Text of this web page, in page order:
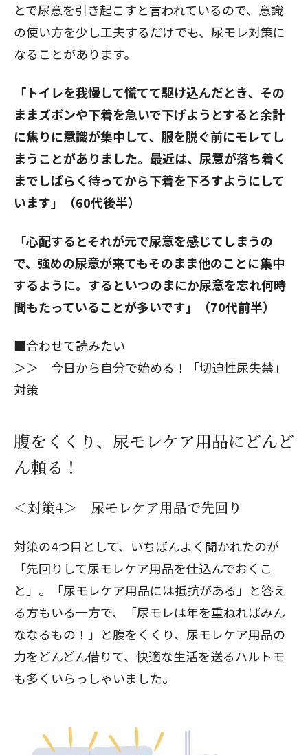
とで尿意を引き起こすと言われているので、意識
の使い方を少し工夫するだけでも、尿モレ対策に
なることがあります。
「トイレを我慢して慌てて駆け込んだとき、その
ままズボンや下着を急いで下げようとすると余計
に焦りに意識が集中して、服を脱ぐ前にモレてし
まうことがありました。最近は、尿意が落ち着く
までしばらく待ってから下着を下ろすようにして
います」（60代後半）
「心配するとそれが元で尿意を感じてしまうの
で、強めの尿意が来てもそのまま他のことに集中
するように。するといつのまにか尿意を忘れ何時
間もたっていることが多いです」（70代前半）
■合わせて読みたい
＞＞ 今日から自分で始める！「切迫性尿失禁」
対策
腹をくくり、尿モレケア用品にどんど
ん頼る！
＜対策4＞ 尿モレケア用品で先回り
対策の4つ目として、いちばんよく聞かれたのが
「先回りして尿モレケア用品を仕込んでおくこ
と」。「尿モレケア用品には抵抗がある」と答え
る方もいる一方で、「尿モレは年を重ねればみん
ななるもの！」と腹をくくり、尿モレケア用品の
力をどんどん借りて、快適な生活を送るハルトモ
も多くいらっしゃいました。